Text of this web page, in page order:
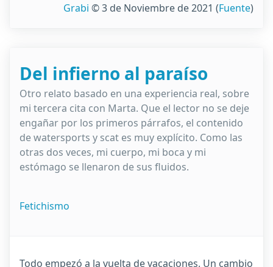
Grabi © 3 de Noviembre de 2021 (Fuente)
Del infierno al paraíso
Otro relato basado en una experiencia real, sobre
mi tercera cita con Marta. Que el lector no se deje
engañar por los primeros párrafos, el contenido
de watersports y scat es muy explícito. Como las
otras dos veces, mi cuerpo, mi boca y mi
estómago se llenaron de sus fluidos.
Fetichismo
Todo empezó a la vuelta de vacaciones. Un cambio